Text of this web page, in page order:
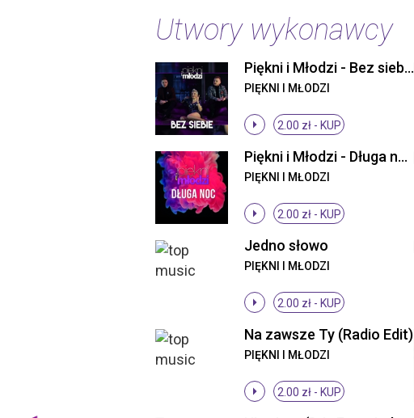
Utwory wykonawcy
Piękni i Młodzi - Bez siebie (Original Mix)
PIĘKNI I MŁODZI
2.00 zł - KUP
Piękni i Młodzi - Długa noc ((Original Mix))
PIĘKNI I MŁODZI
2.00 zł - KUP
Jedno słowo
PIĘKNI I MŁODZI
2.00 zł - KUP
Na zawsze Ty (Radio Edit)
PIĘKNI I MŁODZI
2.00 zł - KUP